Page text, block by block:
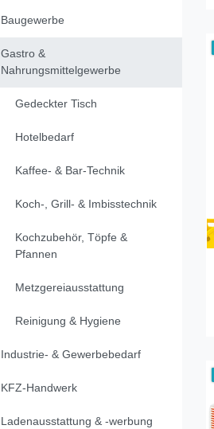
Baugewerbe
Gastro &
Nahrungsmittelgewerbe
Gedeckter Tisch
Hotelbedarf
Kaffee- & Bar-Technik
Koch-, Grill- & Imbisstechnik
Kochzubehör, Töpfe &
Pfannen
Metzgereiausstattung
Reinigung & Hygiene
Industrie- & Gewerbebedarf
KFZ-Handwerk
Ladenausstattung & -werbung